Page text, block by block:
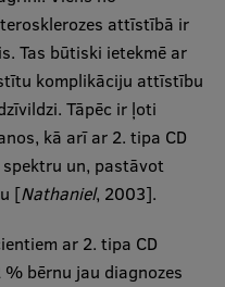
attīstībā ir
Tas būtiski ietekmē ar
komplikāciju attīstību
Tāpēc ir ļoti
kā arī ar 2. tipa CD
un, pastāvot
[Nathaniel, 2003].
ar 2. tipa CD
bērnu jau diagnozes